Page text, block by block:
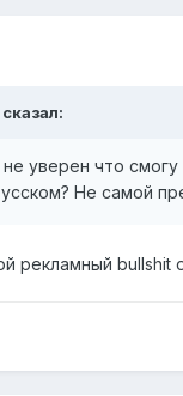
уверен что
Не самой
рекламный bullshit